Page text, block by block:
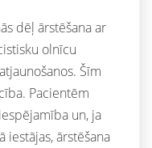
dēļ ārstēšana ar
olnīcu
Šīm
Pacientēm
un, ja
iestājas, ārstēšana